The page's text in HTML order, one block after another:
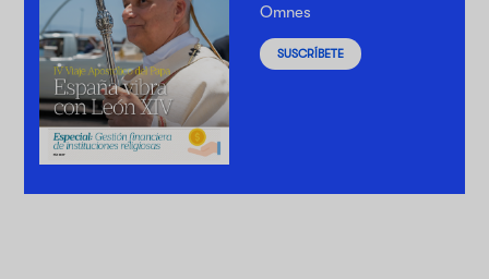
Omnes
SUSCRÍBETE